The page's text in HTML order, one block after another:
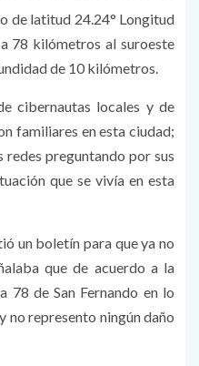
de latitud 24.24° Longitud
78 kilómetros al suroeste
de 10 kilómetros.
cibernautas locales y de
familiares en esta ciudad;
preguntando por sus
que se vivía en esta
un boletín para que ya no
que de acuerdo a la
78 de San Fernando en lo
no represento ningún daño